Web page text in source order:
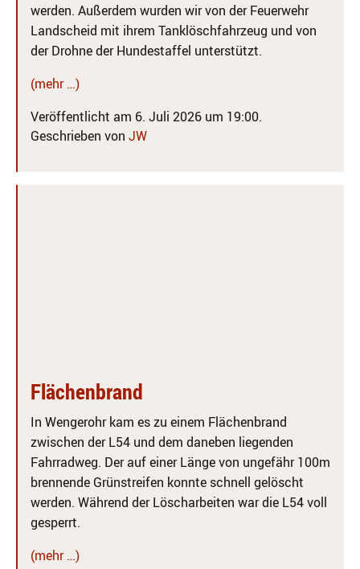
werden. Außerdem wurden wir von der Feuerwehr
Landscheid mit ihrem Tanklöschfahrzeug und von
der Drohne der Hundestaffel unterstützt.
(mehr …)
Veröffentlicht am 6. Juli 2026 um 19:00.
Geschrieben von JW
Flächenbrand
In Wengerohr kam es zu einem Flächenbrand
zwischen der L54 und dem daneben liegenden
Fahrradweg. Der auf einer Länge von ungefähr 100m
brennende Grünstreifen konnte schnell gelöscht
werden. Während der Löscharbeiten war die L54 voll
gesperrt.
(mehr …)